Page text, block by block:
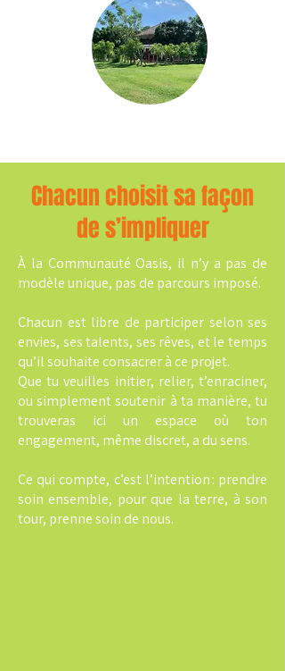
Chacun choisit sa façon
de s’impliquer
À la Communauté Oasis, il n’y a pas de
modèle unique, pas de parcours imposé.
Chacun est libre de participer selon ses
envies, ses talents, ses rêves, et le temps
qu’il souhaite consacrer à ce projet.
Que tu veuilles initier, relier, t’enraciner,
ou simplement soutenir à ta manière, tu
trouveras ici un espace où ton
engagement, même discret, a du sens.
Ce qui compte, c’est l’intention : prendre
soin ensemble, pour que la terre, à son
tour, prenne soin de nous.